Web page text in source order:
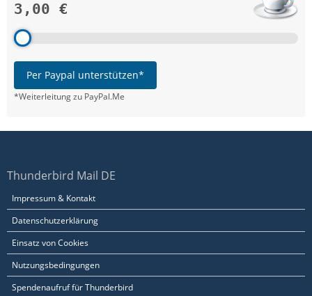
3,00 €
Per Paypal unterstützen*
*Weiterleitung zu PayPal.Me
Thunderbird Mail DE
Impressum & Kontakt
Datenschutzerklärung
Einsatz von Cookies
Nutzungsbedingungen
Spendenaufruf für Thunderbird